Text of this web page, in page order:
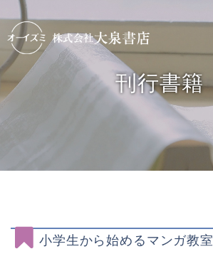
刊行書籍
小学生から始めるマンガ教室